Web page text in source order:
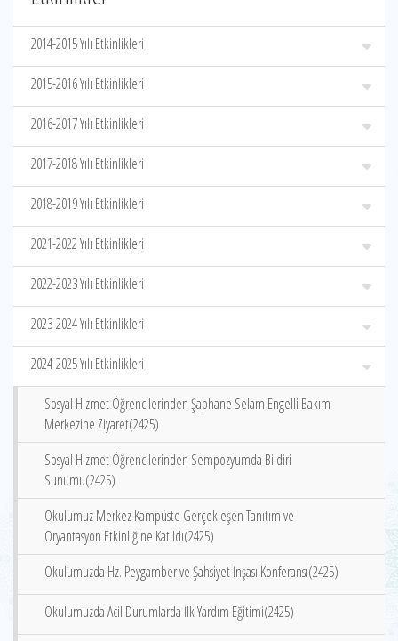
2014-2015 Yılı Etkinlikleri
2015-2016 Yılı Etkinlikleri
2016-2017 Yılı Etkinlikleri
2017-2018 Yılı Etkinlikleri
2018-2019 Yılı Etkinlikleri
2021-2022 Yılı Etkinlikleri
2022-2023 Yılı Etkinlikleri
2023-2024 Yılı Etkinlikleri
2024-2025 Yılı Etkinlikleri
Sosyal Hizmet Öğrencilerinden Şaphane Selam Engelli Bakım
Merkezine Ziyaret(2425)
Sosyal Hizmet Öğrencilerinden Sempozyumda Bildiri
Sunumu(2425)
Okulumuz Merkez Kampüste Gerçekleşen Tanıtım ve
Oryantasyon Etkinliğine Katıldı(2425)
Okulumuzda Hz. Peygamber ve Şahsiyet İnşası Konferansı(2425)
Okulumuzda Acil Durumlarda İlk Yardım Eğitimi(2425)